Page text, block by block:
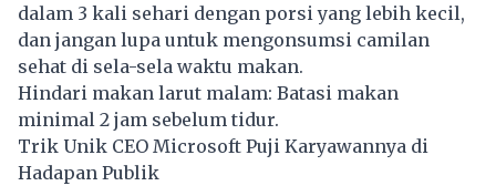
dalam 3 kali sehari dengan porsi yang lebih kecil,
dan jangan lupa untuk mengonsumsi camilan
sehat di sela-sela waktu makan.
Hindari makan larut malam: Batasi makan
minimal 2 jam sebelum tidur.
Trik Unik CEO Microsoft Puji Karyawannya di
Hadapan Publik